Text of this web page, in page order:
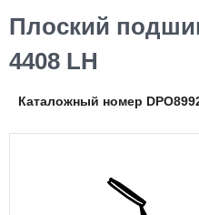
Плоский
4408 LH
Каталожный номер